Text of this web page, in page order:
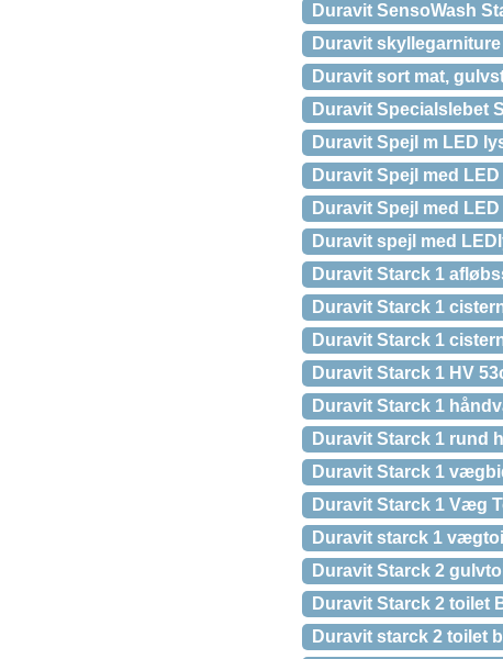
Duravit SensoWash
Duravit
Duravit sort mat,
Duravit Specialslebet
Duravit Spejl m LED
Duravit Spejl med
Duravit Spejl med
Duravit spejl med
Duravit Starck 1
Duravit Starck 1
Duravit Starck 1
Duravit Starck 1 HV
Duravit Starck 1
Duravit Starck 1 rund
Duravit Starck 1
Duravit Starck 1 Væg
Duravit starck 1
Duravit Starck 2
Duravit Starck 2 toilet
Duravit starck 2 toilet